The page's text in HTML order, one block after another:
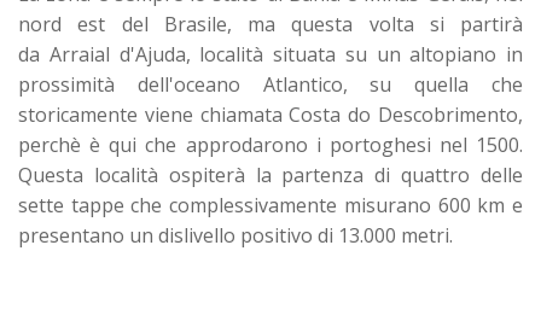
nord est del Brasile, ma questa volta si partirà
da Arraial d'Ajuda, località situata su un altopiano in
prossimità dell'oceano Atlantico, su quella che
storicamente viene chiamata Costa do Descobrimento,
perchè è qui che approdarono i portoghesi nel 1500.
Questa località ospiterà la partenza di quattro delle
sette tappe che complessivamente misurano 600 km e
presentano un dislivello positivo di 13.000 metri.